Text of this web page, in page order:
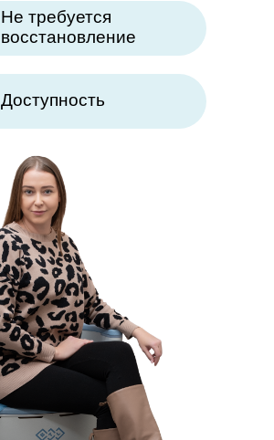
Доступность
Не требуется
восстановление